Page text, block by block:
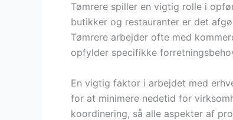
Tømrere spiller en vigtig rolle i
butikker og restauranter er det
Tømrere arbejder ofte med
opfylder specifikke
En vigtig faktor i arbejdet med
for at minimere nedetid for
koordinering, så alle aspekter af